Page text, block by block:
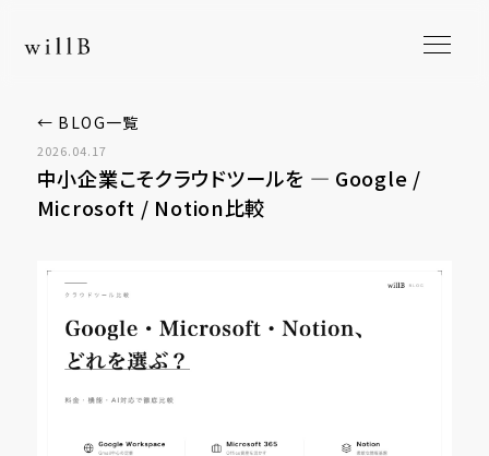
← BLOG一覧
2026.04.17
中小企業こそクラウドツールを ― Google /
Microsoft / Notion比較